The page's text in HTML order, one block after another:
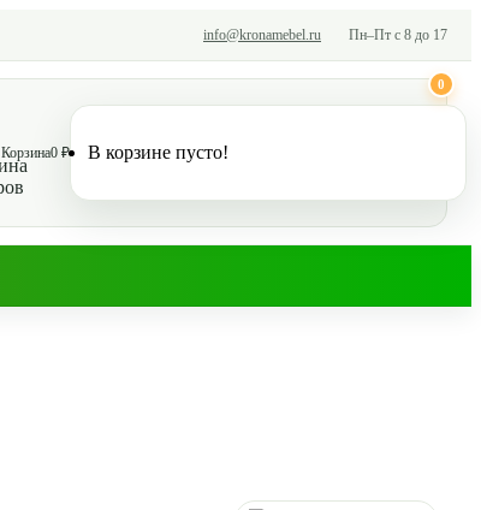
info@kronamebel.ru Пн–Пт с 8 до 17
Корзина
0
0 ₽ В корзине пусто!